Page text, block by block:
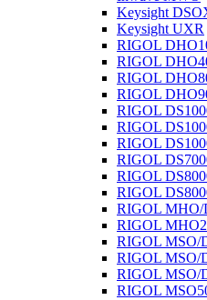
Keysight
Keysight UXR
RIGOL
RIGOL
RIGOL
RIGOL
RIGOL
RIGOL
RIGOL
RIGOL
RIGOL
RIGOL
RIGOL MHO/
RIGOL
RIGOL MSO/
RIGOL MSO/
RIGOL MSO/
RIGOL